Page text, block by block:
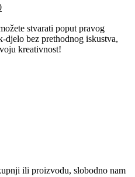
Current
is:
€21.90
–
stvarati poput pravog
djelo bez prethodnog iskustva,
kreativnost!
ili proizvodu, slobodno nam